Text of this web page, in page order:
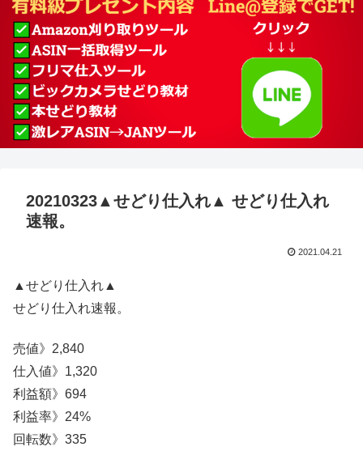
20210323▲せどり仕入れ▲ せどり仕入れ
速報。
2021.04.21
▲せどり仕入れ▲
せどり仕入れ速報。
売値》2,840
仕入値》1,320
利益額》694
利益率》24%
回転数》335